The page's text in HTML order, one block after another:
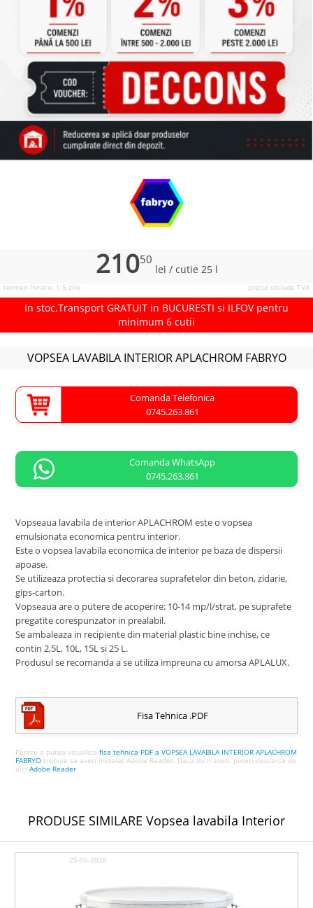
21050
lei / cutie 25 l
termen livrare: 1-5 zile pretul include TVA
In stoc.Transport GRATUIT in BUCURESTI si ILFOV pentru
minimum 6 cutii
VOPSEA LAVABILA INTERIOR APLACHROM FABRYO
Comanda Telefonica
0745.263.861
Comanda WhatsApp
0745.263.861
Vopseaua lavabila de interior APLACHROM este o vopsea
emulsionata economica pentru interior.
Este o vopsea lavabila economica de interior pe baza de dispersii
apoase.
Se utilizeaza protectia si decorarea suprafetelor din beton, zidarie,
gips-carton.
Vopseaua are o putere de acoperire: 10-14 mp/l/strat, pe suprafete
pregatite corespunzator in prealabil.
Se ambaleaza in recipiente din material plastic bine inchise, ce
contin 2,5L, 10L, 15L si 25 L.
Produsul se recomanda a se utiliza impreuna cu amorsa APLALUX.
Fisa Tehnica .PDF
Pentru a putea vizualizafisa tehnica PDF a VOPSEA LAVABILA INTERIOR APLACHROM
FABRYO trebuie sa aveti instalat Adobe Reader. Daca nu il aveti, puteti descarca de
aiciAdobe Reader
PRODUSE SIMILARE Vopsea lavabila Interior
25-06-2026